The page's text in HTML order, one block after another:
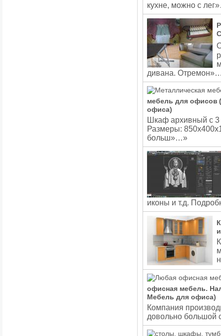
кухне, можно с
дивана.
мебель для офисов
офиса)
Шкаф архивный с 3
Размеры:
больш»…»
иконы и т.д.
офисная мебель.
Мебель для офиса)
Компания
довольно большой